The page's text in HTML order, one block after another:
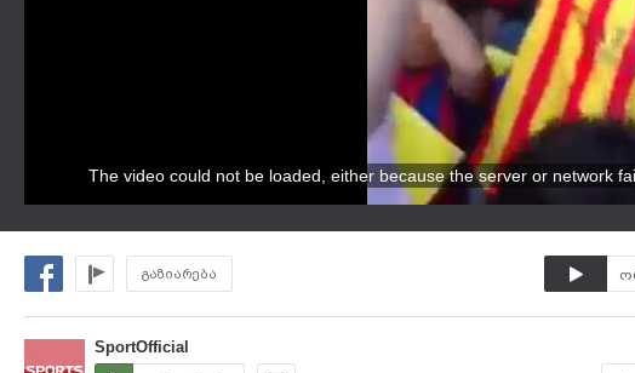
The video could not be loaded, either because the server or network
გაზიარება
SportOfficial